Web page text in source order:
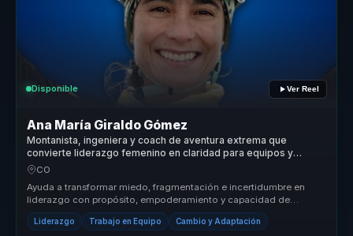
Disponible Ver Reel
Ana María Giraldo Gómez
Montanista, ingeniera y coach de aventura extrema que
convierte liderazgo femenino en claridad para equipos y
mujeres lideres.
CO
Ayuda a transformar miedo, fragmentación e incertidumbre en
liderazgo con propósito, empoderamiento y capacidad de
avanzar paso a paso ha...
Liderazgo Trabajo en Equipo Cambio y Adaptación